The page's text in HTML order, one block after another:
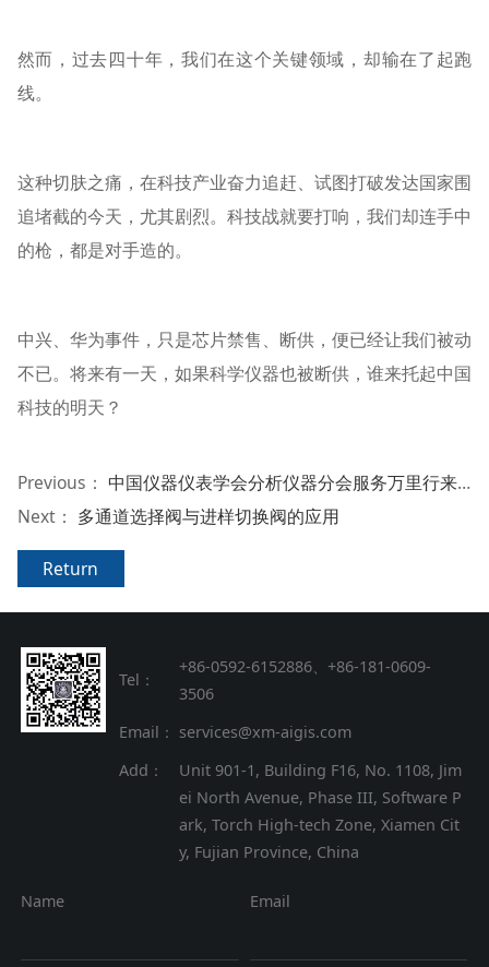
然而，过去四十年，我们在这个关键领域，却输在了起跑
线。
这种切肤之痛，在科技产业奋力追赶、试图打破发达国家围
追堵截的今天，尤其剧烈。科技战就要打响，我们却连手中
的枪，都是对手造的。
中兴、华为事件，只是芯片禁售、断供，便已经让我们被动
不已。将来有一天，如果科学仪器也被断供，谁来托起中国
科技的明天？
Previous： 中国仪器仪表学会分析仪器分会服务万里行来访埃癸斯
Next： 多通道选择阀与进样切换阀的应用
Return
Tel：
+86-0592-6152886、+86-181-0609-
3506
Email： services@xm-aigis.com
Add：
Unit 901-1, Building F16, No. 1108, Jim
ei North Avenue, Phase III, Software P
ark, Torch High-tech Zone, Xiamen Cit
y, Fujian Province, China
Name Email